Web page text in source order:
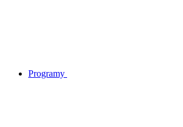
Programy